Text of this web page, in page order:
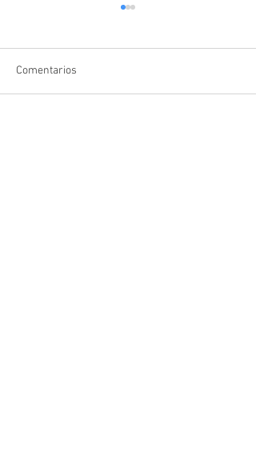
Comentarios